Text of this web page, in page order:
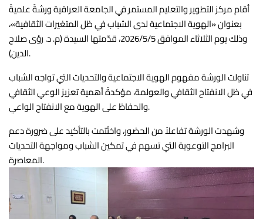
أقام مركز التطوير والتعليم المستمر في الجامعة العراقية ورشةً علميةً
بعنوان «الهوية الاجتماعية لدى الشباب في ظل المتغيرات الثقافية»،
وذلك يوم الثلاثاء الموافق 2026/5/5، قدّمتها السيدة (م. د. رؤى صلاح
الدين).
تناولت الورشة مفهوم الهوية الاجتماعية والتحديات التي تواجه الشباب
في ظل الانفتاح الثقافي والعولمة، مؤكدةً أهمية تعزيز الوعي الثقافي
والحفاظ على الهوية مع الانفتاح الواعي.
وشهدت الورشة تفاعلاً من الحضور، واختُتمت بالتأكيد على ضرورة دعم
البرامج التوعوية التي تسهم في تمكين الشباب ومواجهة التحديات
المعاصرة.